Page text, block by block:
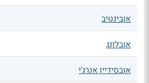
אובינטיב
אובלונג
אובסידיין אנרג'י